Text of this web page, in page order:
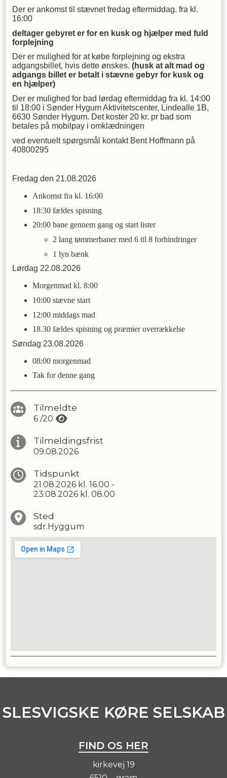
Der er ankomst til stævnet fredag eftermiddag. fra kl.
16:00
deltager gebyret er for en kusk og hjælper med fuld
forplejning
Der er mulighed for at købe forplejning og ekstra
adgangsbillet, hvis dette ønskes. (husk at alt mad og
adgangs billet er betalt i stævne gebyr for kusk og
en hjælper)
Der er mulighed for bad lørdag eftermiddag fra kl. 14:00
til 18:00 i Sønder Hygum Aktivitetscenter, Lindealle 1B,
6630 Sønder Hygum. Det koster 20 kr. pr bad som
betales på mobilpay i omklædningen
ved eventuelt spørgsmål kontakt Bent Hoffmann på
40800295
Fredag den 21.08.2026
Ankomst fra kl. 16:00
18:30 fældes spisning
20:00 bane gennem gang og start lister
2 lang tømmerbaner med 6 til 8 forhindringer
1 lyn bænk
Lørdag 22.08.2026
Morgenmad kl. 8:00
10:00 stævne start
12:00 middags mad
18.30 fældes spisning og præmier overrækkelse
Søndag 23.08.2026
08:00 morgenmad
Tak for denne gang
Tilmeldte
6 /20
Tilmeldingsfrist
09.08.2026
Tidspunkt
21.08.2026 kl. 16.00 -
23.08.2026 kl. 08.00
Sted
sdr.Hyggum
SLESVIGSKE KØRE SELSKAB
FIND OS HER
kirkevej 19